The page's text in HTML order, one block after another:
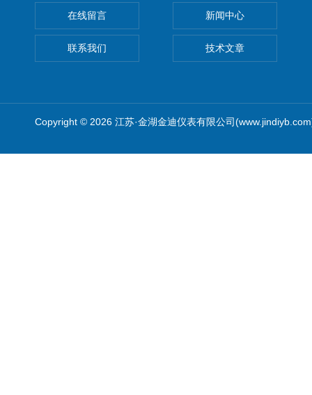
在线留言
联系我们
新闻中心
技术文章
Copyright © 2026 江苏·金湖金迪仪表有限公司